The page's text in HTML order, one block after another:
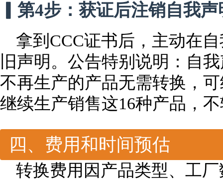
▎第4步：获证后注销自我声
拿到CCC证书后，主动在
旧声明。公告特别说明：自
不再生产的产品无需转换，
继续生产销售这16种产品，
四、费用和时间预估
转换费用因产品类型、工